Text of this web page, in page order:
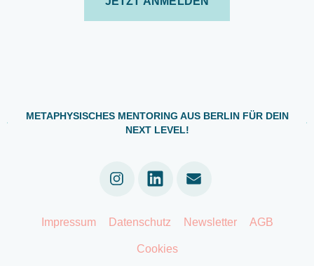
METAPHYSISCHES MENTORING AUS BERLIN FÜR DEIN
NEXT LEVEL!
Linkedin
Impressum Datenschutz Newsletter AGB
Cookies